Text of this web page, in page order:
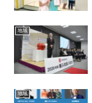
地域
地域